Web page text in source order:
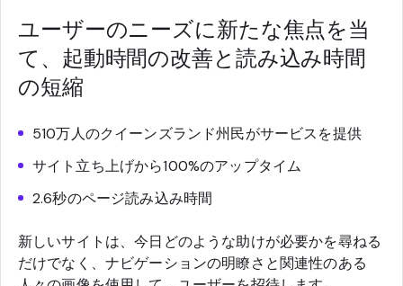
ユーザーのニーズに新たな焦点を当
て、起動時間の改善と読み込み時間
の短縮
510万人のクイーンズランド州民がサービスを提供
サイト立ち上げから100%のアップタイム
2.6秒のページ読み込み時間
新しいサイトは、今日どのような助けが必要かを尋ねる
だけでなく、ナビゲーションの明瞭さと関連性のある